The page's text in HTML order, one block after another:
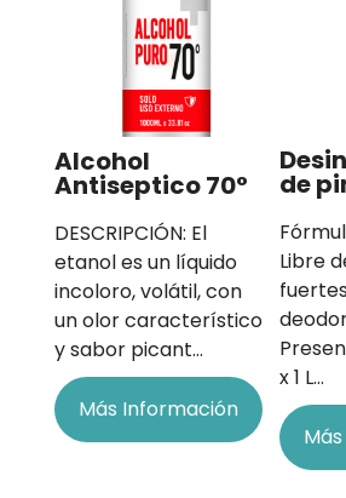
Alcohol
Antiseptico 70°
DESCRIPCIÓN: El
etanol es un líquido
incoloro, volátil, con
un olor característico
y sabor picant…
Más Información
de
Libre
x 1 L…